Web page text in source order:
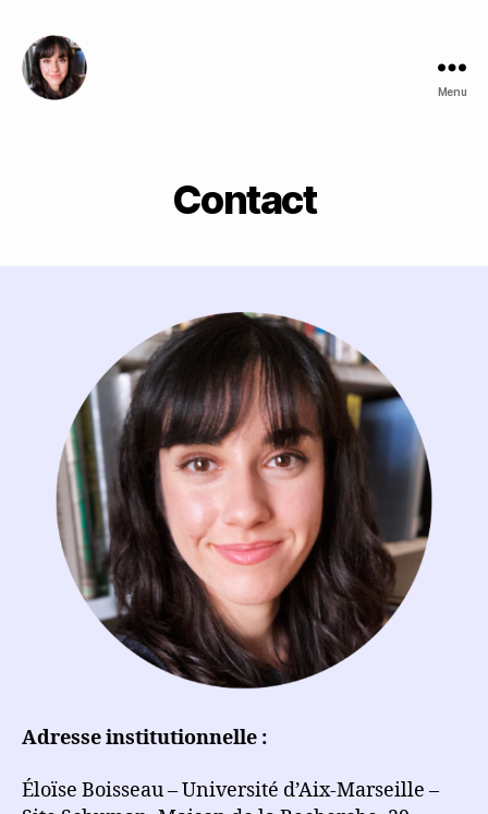
Menu
Contact
Adresse institutionnelle :
Éloïse Boisseau – Université d’Aix-Marseille –